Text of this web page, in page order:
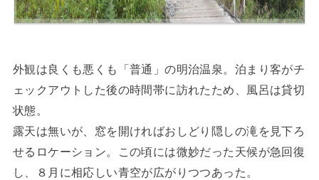
外観は良くも悪くも「普通」の明治温泉。泊まり客がチ
ェックアウトした後の時間帯に訪れたため、風呂は貸切
状態。
露天は無いが、窓を開ければおしどり隠しの滝を見下ろ
せるロケーション。この頃には微妙だった天候が急回復
し、８月に相応しい青空が広がりつつあった。